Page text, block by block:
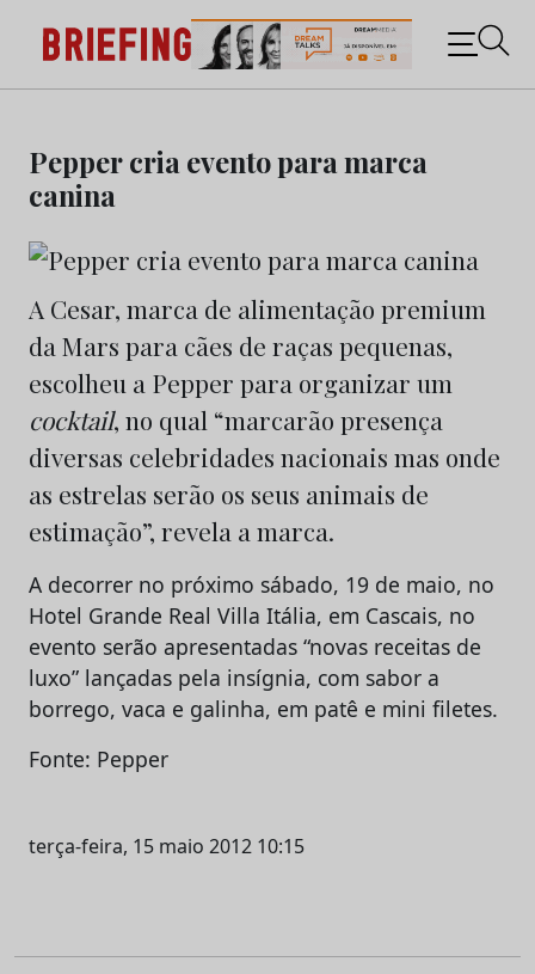
content
Briefing: Todas as notícias sobre os negócios do
Marketing e da Publicidade
Pepper cria evento para marca
canina
A Cesar, marca de alimentação premium
da Mars para cães de raças pequenas,
escolheu a Pepper para organizar um
cocktail, no qual “marcarão presença
diversas celebridades nacionais mas onde
as estrelas serão os seus animais de
estimação”, revela a marca.
A decorrer no próximo sábado, 19 de maio, no
Hotel Grande Real Villa Itália, em Cascais, no
evento serão apresentadas “novas receitas de
luxo” lançadas pela insígnia, com sabor a
borrego, vaca e galinha, em patê e mini filetes.
Fonte: Pepper
terça-feira, 15 maio 2012 10:15